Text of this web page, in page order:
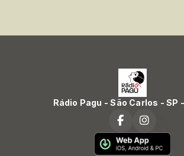
Rádio Pagu - São Carlos - SP